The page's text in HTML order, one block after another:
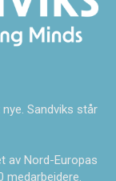
Sandviks står
av Nord-Europas
medarbeidere.